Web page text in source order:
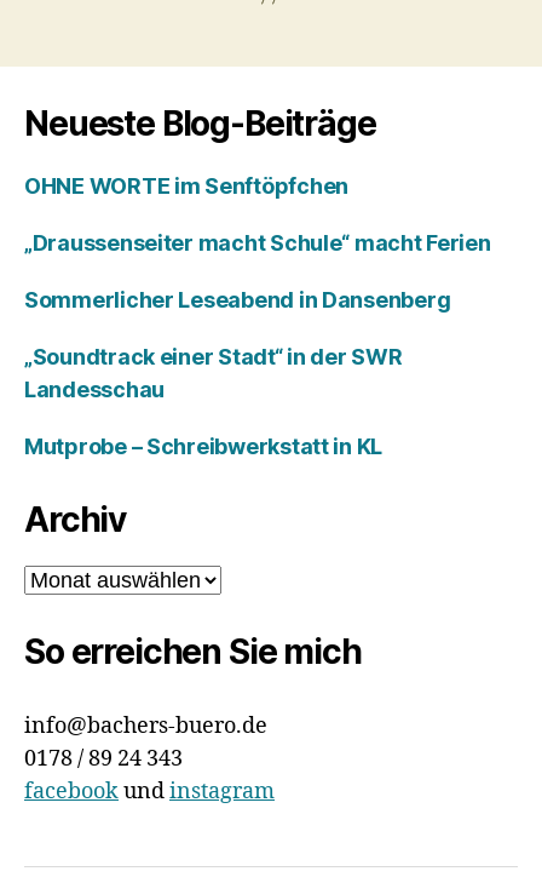
Neueste Blog-Beiträge
OHNE WORTE im Senftöpfchen
„Draussenseiter macht Schule“ macht Ferien
Sommerlicher Leseabend in Dansenberg
„Soundtrack einer Stadt“ in der SWR
Landesschau
Mutprobe – Schreibwerkstatt in KL
Archiv
Archiv
So erreichen Sie mich
info@bachers-buero.de
0178 / 89 24 343
facebookundinstagram